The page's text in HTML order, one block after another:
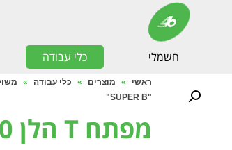
חשמלי כלי עבודה
ראשי » מוצרים » כלי עבודה »
"SUPER B"